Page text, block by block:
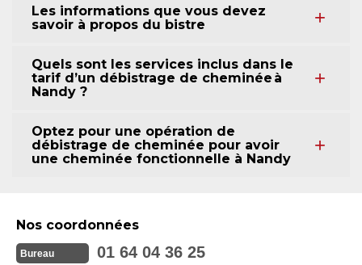
Les informations que vous devez
savoir à propos du bistre
Quels sont les services inclus dans le
tarif d’un débistrage de cheminée à
Nandy ?
Optez pour une opération de
débistrage de cheminée pour avoir
une cheminée fonctionnelle à Nandy
Nos coordonnées
Bureau 01 64 04 36 25